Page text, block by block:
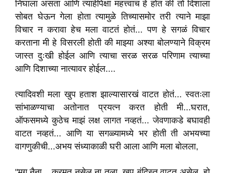
निघाला असता आणि त्याहीपेक्षा महत्त्वाच हे होत की तो दिशाला
सोबत घेऊन गेला होता त्यामुळे तिच्यासमोर तरी त्याने माझा
विचार न करावा हेच मला वाटतं होतं... पण हे सगळं विचार
करताना मी हे विसरली होती की माझ्या अश्या बोलण्याने विक्रम
जास्त दुःखी होईल आणि त्याचा सरळ सरळ परिणाम त्याच्या
आणि दिशाच्या नात्यावर होईल....
त्यादिवशी मला खुप हताश झाल्यासारखं वाटत होतं... स्वतःला
सांभाळण्याचा अतोनात प्रयत्न करत होती मी...घरात,
ऑफसमध्ये कुठेच माझं लक्ष लागत नव्हतं... जेवणाकडे बघावही
वाटत नव्हतं... आणि या सगळ्यामध्ये भर होती ती अभयच्या
वागणुकीची...अभय संध्याकाळी घरी आला आणि मला बोलला,